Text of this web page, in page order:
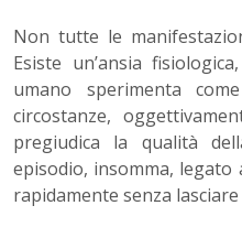
Non tutte le
Esiste un’ansia
umano sperimenta
circostanze,
pregiudica la qualità
episodio, insomma, legato
rapidamente senza